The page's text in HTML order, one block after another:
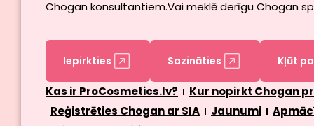
Chogan konsultantiem.Vai meklē derīgu Chogan
Iepirkties Sazināties Kļūt
Kas ir ProCosmetics.lv? Kur nopirkt Chogan
Reģistrēties Chogan ar SIA
Jaunumi